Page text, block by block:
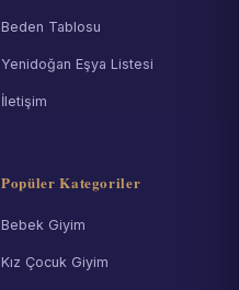
Beden Tablosu
Yenidoğan Eşya Listesi
İletişim
Popüler Kategoriler
Bebek Giyim
Kız Çocuk Giyim